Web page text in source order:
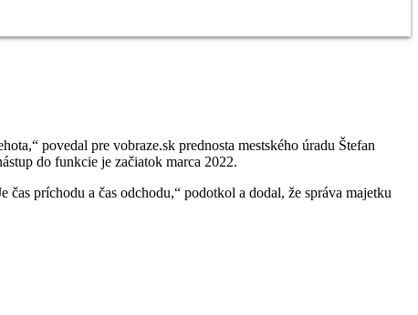
povedal pre vobraze.sk prednosta mestského úradu Štefan
do funkcie je začiatok marca 2022.
príchodu a čas odchodu,“ podotkol a dodal, že správa majetku